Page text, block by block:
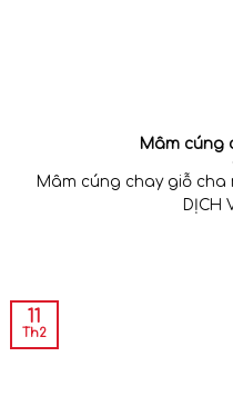
Mâm cúng
Mâm cúng chay giỗ cha
DỊCH
11
Th2